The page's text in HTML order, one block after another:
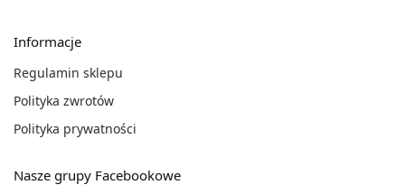
Informacje
Regulamin sklepu
Polityka zwrotów
Polityka prywatności
Nasze grupy Facebookowe